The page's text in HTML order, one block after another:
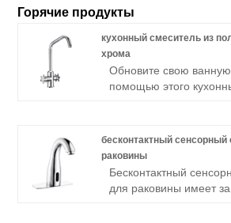
Горячие продукты
кухонный смеситель из
хрома
Обновите свою
помощью этого
простотой установки и
бесконтактный
раковины
Бесконтактный
для раковины имеет